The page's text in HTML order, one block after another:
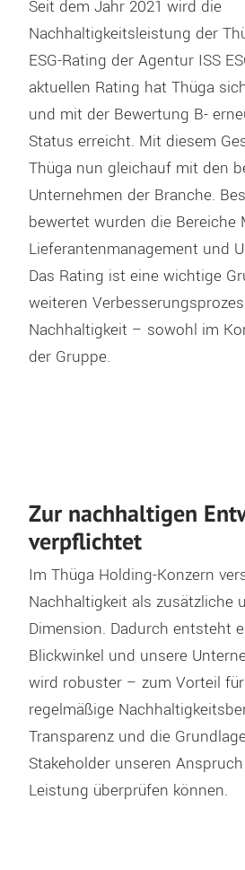
Seit dem Jahr 2021 wird die
Nachhaltigkeitsleistung der
ESG-Rating der Agentur ISS
aktuellen Rating hat Thüga
und mit der Bewertung B-
Status erreicht. Mit diesem
Thüga nun gleichauf mit den
Unternehmen der Branche.
bewertet wurden die Bereiche
Lieferantenmanagement und
Das Rating ist eine wichtige
weiteren
Nachhaltigkeit – sowohl im
der Gruppe.
Zur nachhaltigen
verpflichtet
Im Thüga Holding-Konzern
Nachhaltigkeit als zusätzliche
Dimension. Dadurch entsteht
Blickwinkel und unsere
wird robuster – zum Vorteil
regelmäßige
Transparenz und die
Stakeholder unseren
Leistung überprüfen können.